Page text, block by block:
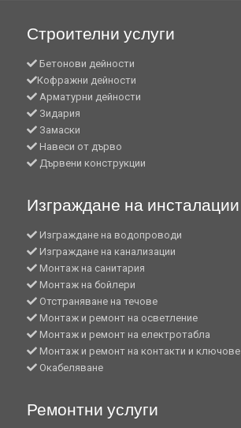
Строителни услуги
Бетонови дейности
Кофражни дейности
Арматурни дейности
Зидария
Замаски
Навеси от дърво
Дървени конструкции
Изграждане на инсталации
Изграждане на водопроводи
Изграждане на канализации
Монтаж на санитария
Монтаж на бойлери
Отстраняване на течове
Монтаж и ремонт на осветление
Монтаж и ремонт на електротабла
Монтаж и ремонт на контакти и ключове
Окабеляване
Ремонтни услуги